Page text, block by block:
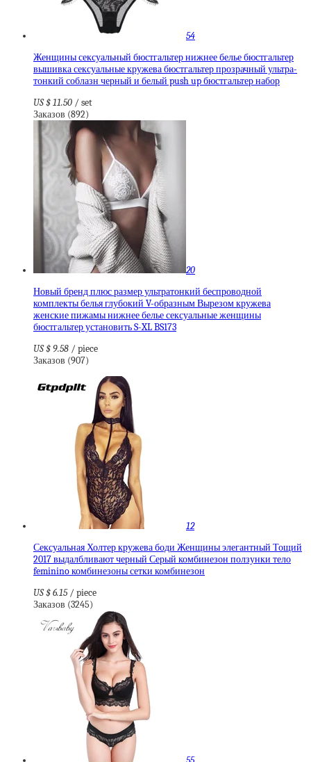
54
Женщины сексуальный бюстгальтер нижнее белье бюстгальтер
вышивка сексуальные кружева бюстгальтер прозрачный ультра-
тонкий соблазн черный и белый push up бюстгальтер набор
US $ 11.50 / set
Заказов (892)
20
Новый бренд плюс размер ультратонкий беспроводной
комплекты белья глубокий V-образным Вырезом кружева
женские пижамы нижнее белье сексуальные женщины
бюстгальтер установить S-XL BS173
US $ 9.58 / piece
Заказов (907)
12
Сексуальная Холтер кружева боди Женщины элегантный Тощий
2017 выдалбливают черный Серый комбинезон ползунки тело
feminino комбинезоны сетки комбинезон
US $ 6.15 / piece
Заказов (3245)